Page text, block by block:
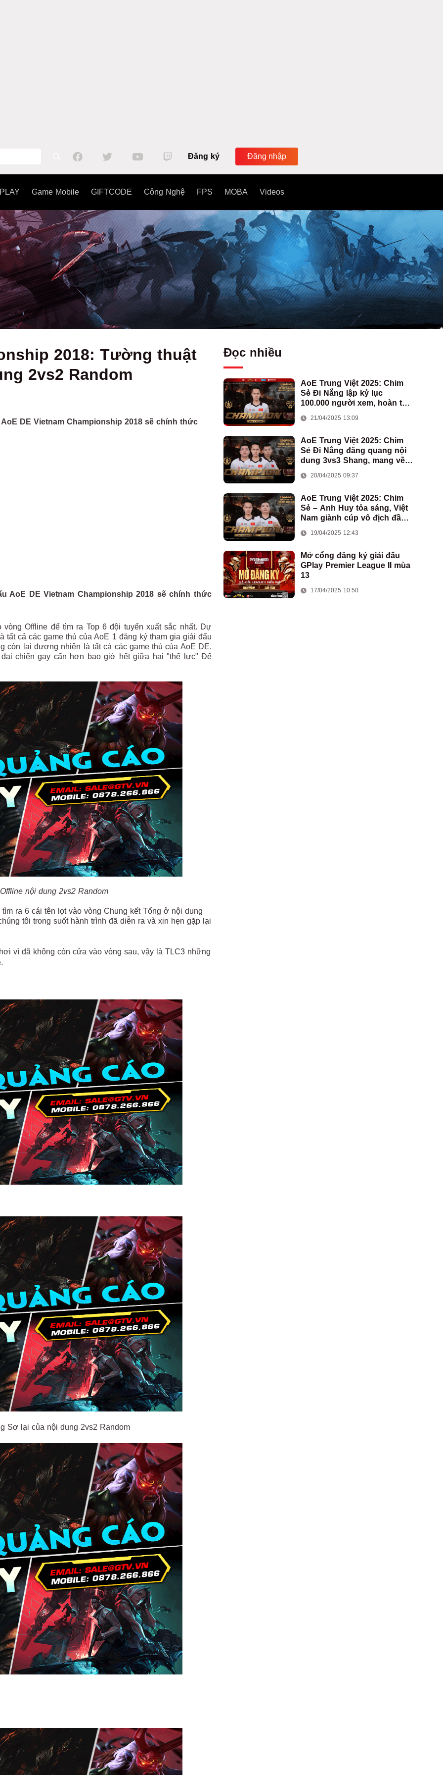
Đăng ký Đăng nhập
Game Mobile GIFTCODE Công Nghệ FPS MOBA Videos
2018: Tường thuật
2vs2 Random
DE Vietnam Championship 2018 sẽ chính thức
AoE DE Vietnam Championship 2018 sẽ chính thức
Offline để tìm ra Top 6 đội tuyển xuất sắc nhất. Dự
tất cả các game thủ của AoE 1 đăng ký tham gia giải đấu
còn lại đương nhiên là tất cả các game thủ của AoE DE.
chiến gay cấn hơn bao giờ hết giữa hai "thế lực" Đế
nội dung 2vs2 Random
ra 6 cái tên lọt vào vòng Chung kết Tổng ở nội dung
tôi trong suốt hành trình đã diễn ra và xin hẹn gặp lại
vì đã không còn cửa vào vòng sau, vậy là TLC3 những
Sơ lại của nội dung 2vs2 Random
Đọc nhiều
AoE Trung Việt 2025: Chim
Sẻ Đi Nắng lập kỷ lục
100.000 người xem, hoàn tất
Việt Nam
21/04/2025 13:09
AoE Trung Việt 2025: Chim
Sẻ Đi Nắng đăng quang nội
dung 3vs3 Shang, mang về
đoàn AoE Việt Nam
20/04/2025 09:37
AoE Trung Việt 2025: Chim
Sẻ – Anh Huy tỏa sáng, Việt
Nam giành cúp vô địch đầu
19/04/2025 12:43
Mở cổng đăng ký giải đấu
GPlay Premier League II mùa
13
17/04/2025 10:50